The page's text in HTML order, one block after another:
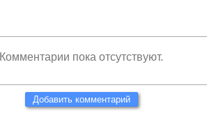
Комментарии пока отсутствуют.
Добавить комментарий